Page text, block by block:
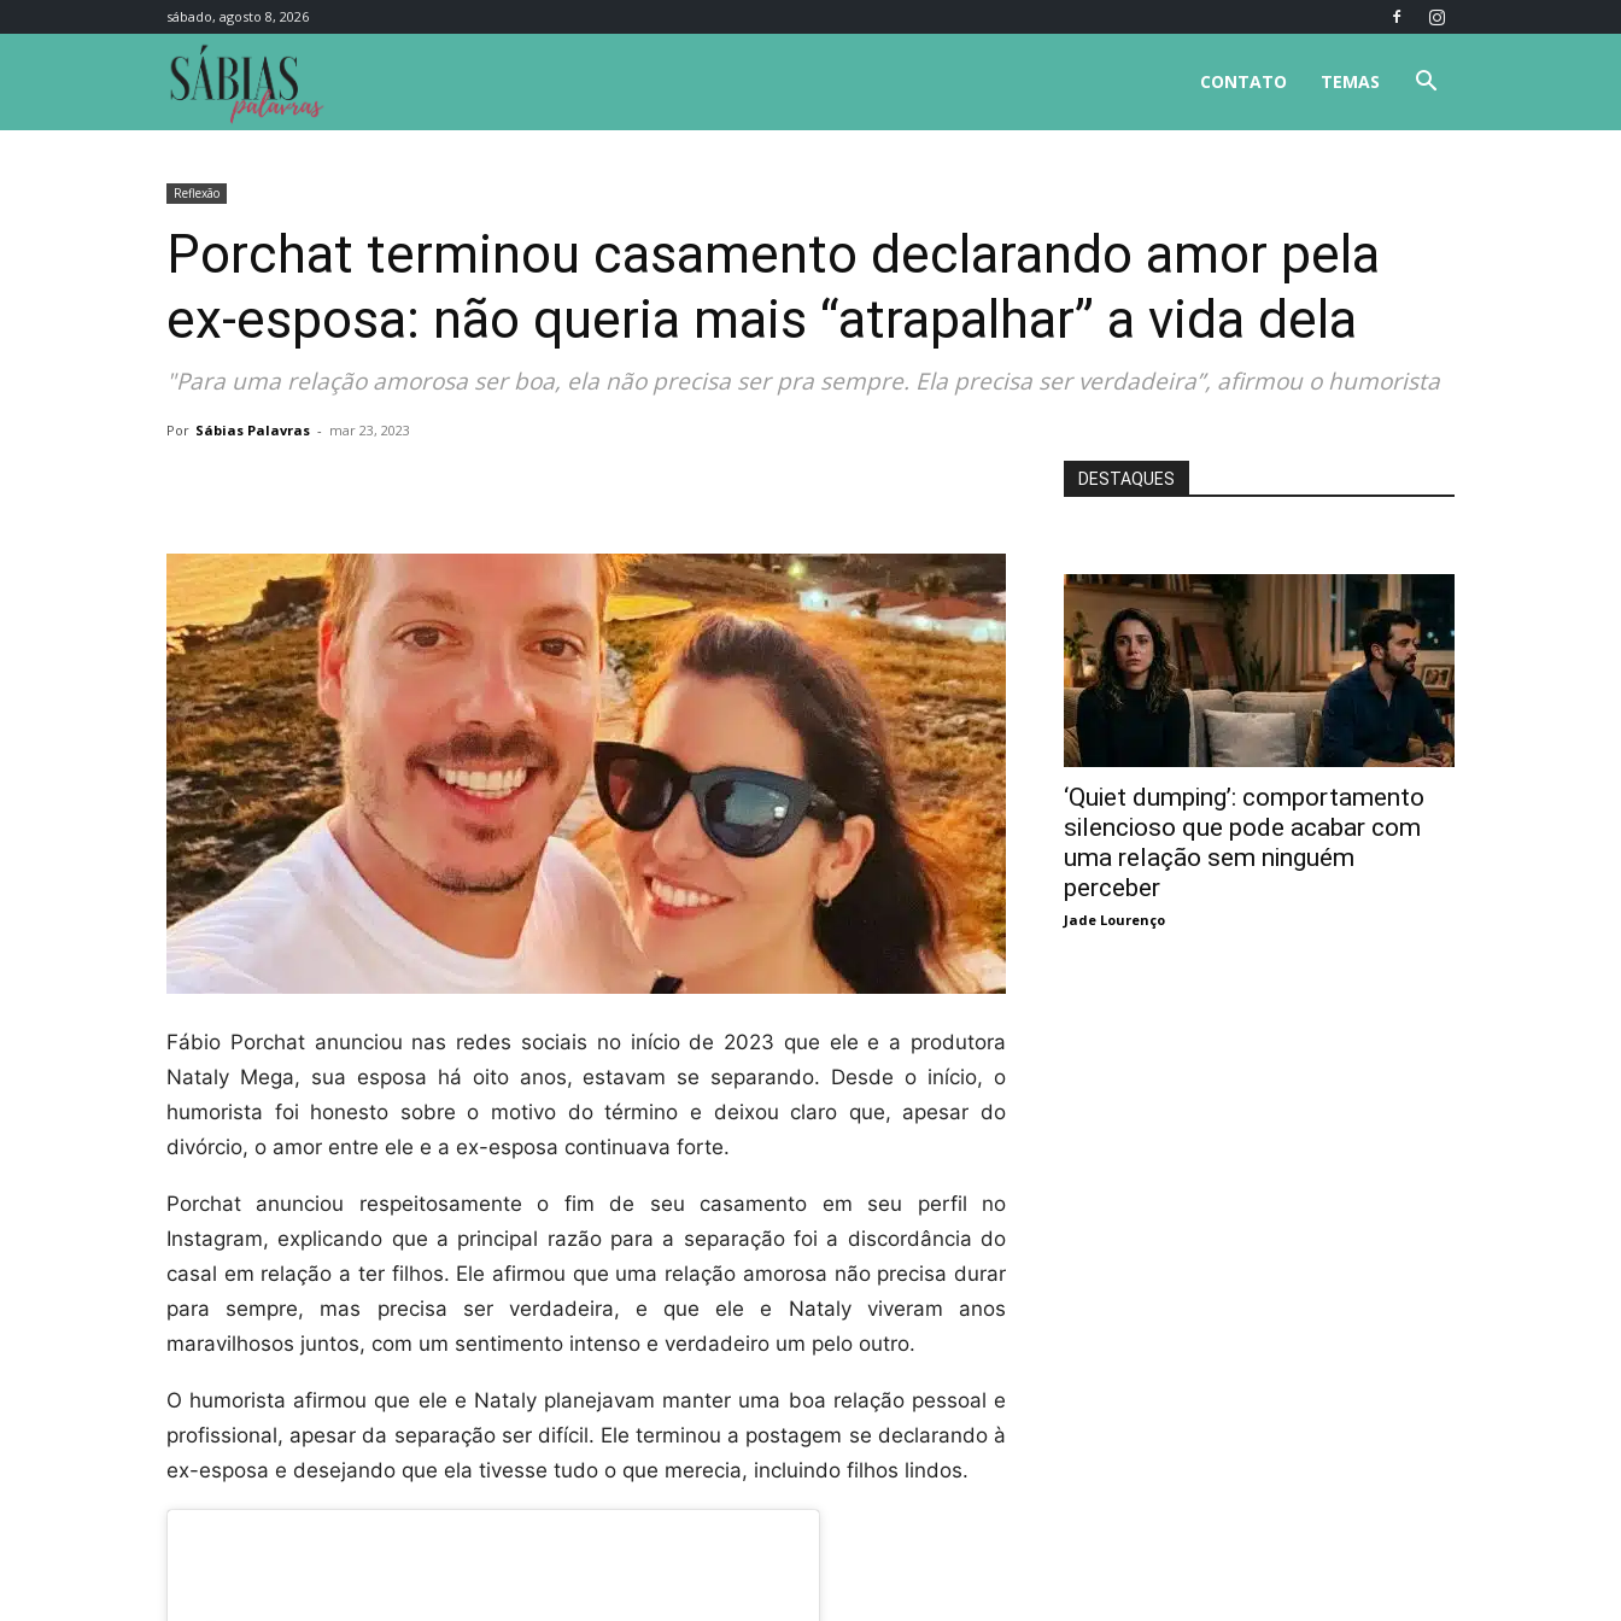
sábado, agosto 8, 2026
TEMAS
CONTATO
Reflexão
Porchat terminou casamento declarando amor pela
ex-esposa: não queria mais “atrapalhar” a vida dela
"Para uma relação amorosa ser boa, ela não precisa ser pra sempre. Ela precisa ser verdadeira”, afirmou o humorista
Por Sábias Palavras - mar 23, 2023
Fábio Porchat anunciou nas redes sociais no início de 2023 que ele e a produtora
Nataly Mega, sua esposa há oito anos, estavam se separando. Desde o início, o
humorista foi honesto sobre o motivo do término e deixou claro que, apesar do
divórcio, o amor entre ele e a ex-esposa continuava forte.
Porchat anunciou respeitosamente o fim de seu casamento em seu perfil no
Instagram, explicando que a principal razão para a separação foi a discordância do
casal em relação a ter filhos. Ele afirmou que uma relação amorosa não precisa durar
para sempre, mas precisa ser verdadeira, e que ele e Nataly viveram anos
maravilhosos juntos, com um sentimento intenso e verdadeiro um pelo outro.
O humorista afirmou que ele e Nataly planejavam manter uma boa relação pessoal e
profissional, apesar da separação ser difícil. Ele terminou a postagem se declarando à
ex-esposa e desejando que ela tivesse tudo o que merecia, incluindo filhos lindos.
DESTAQUES
‘Quiet dumping’: comportamento
silencioso que pode acabar com
uma relação sem ninguém
perceber
Jade Lourenço